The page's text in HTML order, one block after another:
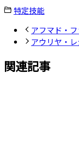
特定技能
アフマド・
アウリヤ・
関連記事